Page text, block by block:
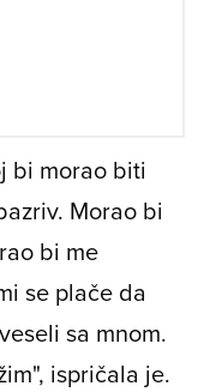
bi morao biti
Morao bi
bi me
se plače da
sa mnom.
ispričala je.